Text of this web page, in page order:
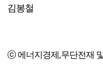
김봉철
ⓒ 에너지경제,무단전재